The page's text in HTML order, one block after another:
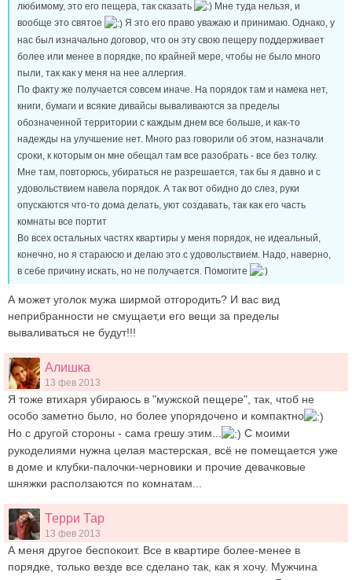
любимому, это его пещера, так сказать
Мне туда нельзя, и
вообще это святое
Я это его право уважаю и принимаю. Однако, у
нас был изначально договор, что он эту свою пещеру поддерживает
более или менее в порядке, по крайней мере, чтобы не было много
пыли, так как у меня на нее аллергия.
По факту же получается совсем иначе. На порядок там и намека нет,
книги, бумаги и всякие дивайсы вываливаются за пределы
обозначенной территории с каждым днем все больше, и как-то
надежды на улучшение нет. Много раз говорили об этом, назначали
сроки, к которым он мне обещал там все разобрать - все без толку.
Мне там, повторюсь, убираться не разрешается, так бы я давно и с
удовольствием навела порядок. А так вот обидно до слез, руки
опускаются что-то дома делать, уют создавать, так как его часть
комнаты все портит
Во всех остальных частях квартиры у меня порядок, не идеальный,
конечно, но я стараюсю и делаю это с удовольствием. Надо, наверно,
в себе причину искать, но не получается. Помогите
А может уголок мужа ширмой отгородить? И вас вид
неприбранности не смущает,и его вещи за пределы
вываливаться не будут!!!
Алишка
13 фев 2013
Я тоже втихаря убираюсь в "мужской пещере", так, чтоб не
особо заметно было, но более упорядочено и компактно
Но с другой стороны - сама грешу этим...
С моими
рукоделиями нужна целая мастерская, всё не помещается уже
в доме и клубки-палочки-черновики и прочие девачковые
шняжки расползаются по комнатам...
Терри Тар
13 фев 2013
А меня другое беспокоит. Все в квартире более-менее в
порядке, только везде все сделано так, как я хочу. Мужчина